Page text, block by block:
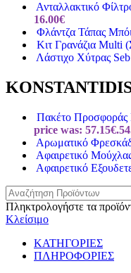
Ανταλλακτικό
16.00€
Φλάντζα Τάπας
Κιτ Γρανάζια Multi
Λάστιχο Χύτρας
Πακέτο Προσφοράς
price was: 57.15€.
Αρωματικό
Αφαιρετικό
Αφαιρετικό
Πληκτρολογήστε τα
Κλείσιμο
ΚΑΤΗΓΟΡΙΕΣ
ΠΛΗΡΟΦΟΡΙΕΣ